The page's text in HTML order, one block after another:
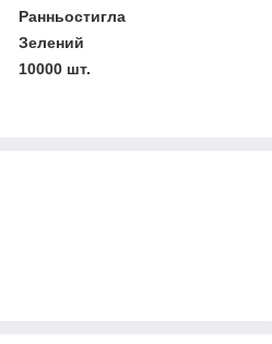
Ранньостигла
Зелений
10000 шт.